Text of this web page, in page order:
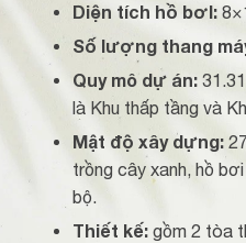
Diện tích hồ bơI:
Số lượng thang
Quy mô dự án:
là Khu thấp tầng và
Mật độ xây dựng:
trồng cây xanh, hồ
bộ.
Thiết kế:gồm 2 tòa